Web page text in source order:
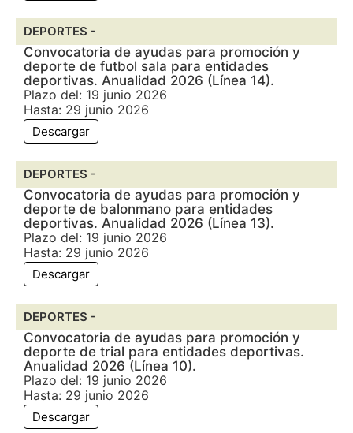
DEPORTES -
Convocatoria de ayudas para promoción y
deporte de futbol sala para entidades
deportivas. Anualidad 2026 (Línea 14).
Plazo del: 19 junio 2026
Hasta: 29 junio 2026
Descargar
DEPORTES -
Convocatoria de ayudas para promoción y
deporte de balonmano para entidades
deportivas. Anualidad 2026 (Línea 13).
Plazo del: 19 junio 2026
Hasta: 29 junio 2026
Descargar
DEPORTES -
Convocatoria de ayudas para promoción y
deporte de trial para entidades deportivas.
Anualidad 2026 (Línea 10).
Plazo del: 19 junio 2026
Hasta: 29 junio 2026
Descargar